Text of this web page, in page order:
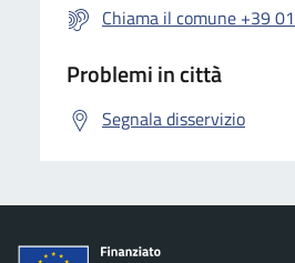
Chiama il comune +39
Problemi in città
Segnala disservizio